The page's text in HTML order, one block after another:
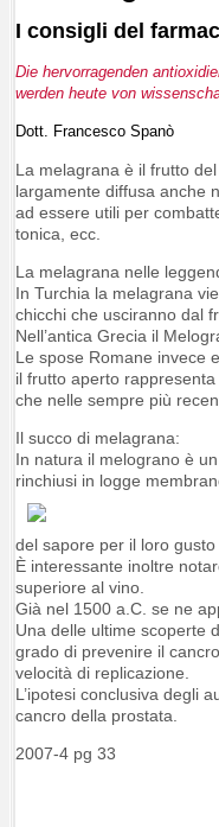
I consigli del
Die hervorragenden
werden heute von
Dott. Francesco Spanò
La melagrana è il frutto
largamente diffusa anche
ad essere utili per
tonica, ecc.
La melagrana nelle
In Turchia la melagrana
chicchi che usciranno dal
Nell’antica Grecia il
Le spose Romane invece
il frutto aperto
che nelle sempre più
Il succo di melagrana:
In natura il melograno è
rinchiusi in logge
del sapore per il loro
È interessante inoltre
superiore al vino.
Già nel 1500 a.C. se ne
Una delle ultime scoperte
grado di prevenire il
velocità di replicazione.
L’ipotesi conclusiva degli
cancro della prostata.
2007-4 pg 33